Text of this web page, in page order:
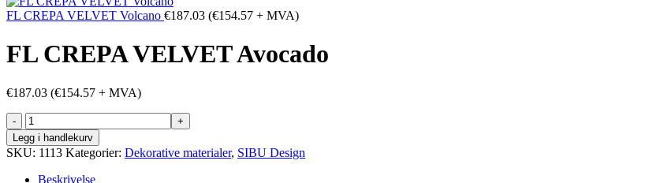
FL CREPA VELVET Volcano €187.03 (€154.57 + MVA)
FL CREPA VELVET Avocado
€187.03 (€154.57 + MVA)
FL
CREPA
VELVET
Avocado
antall
Legg i handlekurv
SKU: 1113 Kategorier: Dekorative materialer, SIBU Design
Beskrivelse